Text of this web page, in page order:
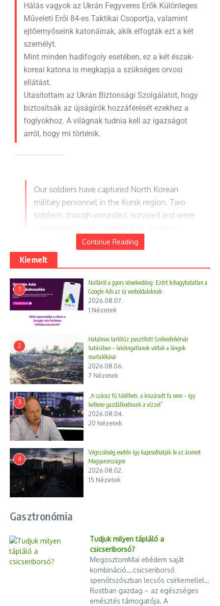
Hálás vagyok az Ukrán Fegyveres Erők Különleges
Műveleti Erői 84-es Taktikai Csoportja, valamint
ejtőernyőseink katonáinak, akik elfogták ezt a két
személyt.
Mint minden hadifogoly esetében, ez a két észak-
koreai katona is megkapja a szükséges orvosi
ellátást.
Utasítottam az Ukrán Biztonsági Szolgálatot, hogy
biztosítsák az újságírók hozzáférését ezekhez a
foglyokhoz. A világnak tudnia kell az igazságot
arról, hogy mi történik.
Our soldiers have captured North Korean
military personnel in the Kursk region. Two
soldiers, though wounded, survived and were
transported to Kyiv, where they are now
communicating with the Security Service of
other North…
pic.twitter.com/5J0hqbarP6
— Volodymyr Zelenskyy / Володимир Зеленський
(@ZelenskyyUa) January 11, 2025
Continue Reading
Kiemelt
1
Nulláról a gyors növekedésig: Ezért kihagyhatatlan a
Google Ads az új weboldalaknak
2026.08.07.
1 Nézetek
2
Hatalmas tarlótűz pusztított Székesfehérvár
határában – lakóingatlanok váltak a lángok
martalékává
2026.08.06.
7 Nézetek
3
„A száraz fű túlélheti, a kiszáradt fa nem – így
kellene gazdálkodnunk a vízzel”
2026.08.04.
20 Nézetek
4
Végszükség esetén így kapcsolhatják le az áramot
Magyarországon
2026.08.02.
15 Nézetek
Gasztronómia
Tudjuk milyen tápláló a
csicseriborsó?
MegosztomMai ebédem saját
kombináció….csicseriborsó
spenótszószban lecsós csirkemellel…
Rostban gazdag – az egészséges
emésztés támogatója. A